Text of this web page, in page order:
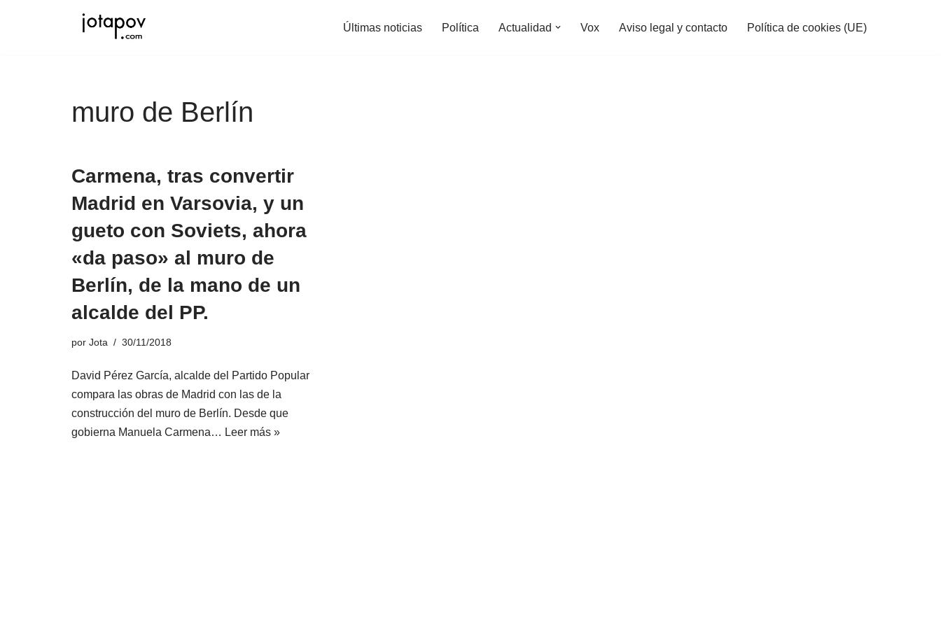
Últimas noticias Política Actualidad Vox Aviso legal y contacto Política de cookies (UE)
muro de Berlín
Carmena, tras convertir
Madrid en Varsovia, y un
gueto con Soviets, ahora
«da paso» al muro de
Berlín, de la mano de un
alcalde del PP.
por Jota 30/11/2018
David Pérez García, alcalde del Partido Popular
compara las obras de Madrid con las de la
construcción del muro de Berlín. Desde que
gobierna Manuela Carmena… Leer más »